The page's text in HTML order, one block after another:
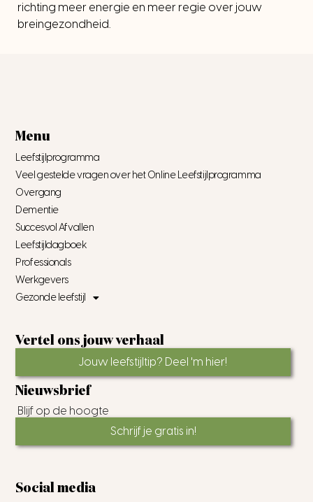
richting meer energie en meer regie over jouw
breingezondheid.
Menu
Leefstijlprogramma
Veel gestelde vragen over het Online Leefstijlprogramma
Overgang
Dementie
Succesvol Afvallen
Leefstijldagboek
Professionals
Werkgevers
Gezonde leefstijl
Vertel ons jouw verhaal
Jouw leefstijltip? Deel 'm hier!
Nieuwsbrief
Blijf op de hoogte
Schrijf je gratis in!
Social media